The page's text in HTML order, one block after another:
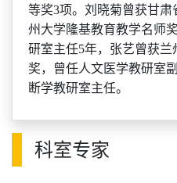
等奖3项。刘晓菊曾获甘
州大学隆基教育教学名师
研室主任5年，张艺曾获兰
奖， 曾任人文医学教研室
断学教研室主任。
科室专家